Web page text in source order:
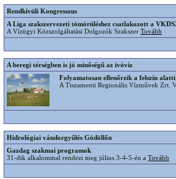
Rendkívüli Kongresszus
A Liga szakszervezeti tömörüléshez csatlakozott a
A Vízügyi Közszolgáltatási Dolgozók Szakszer Tovább
A beregi térségben is jó minőségű az ivóvíz
Folyamatosan ellenőrzik a felszín
A Tiszamenti Regionális Vízművek Zrt.
Hidrológiai vándorgyűlés Gödöllőn
Gazdag szakmai programok
31-dik alkalommal rendezi meg július 3-4-5-én a Tovább